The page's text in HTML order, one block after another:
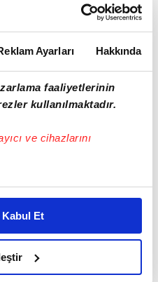
Ayarları Hakkında
faaliyetlerinin
kullanılmaktadır.
ve cihazlarını
sizlere özel
Bunu yaparken
deneyimi sunmak
sunabilmek adına
ve bu noktada,
Et